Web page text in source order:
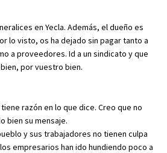
en Yecla. Además, el dueño es
lo visto, os ha dejado sin pagar tanto a
a proveedores. Id a un sindicato y que
por vuestro bien.
razón en lo que dice. Creo que no
bien su mensaje.
y sus trabajadores no tienen culpa
empresarios han ido hundiendo poco a